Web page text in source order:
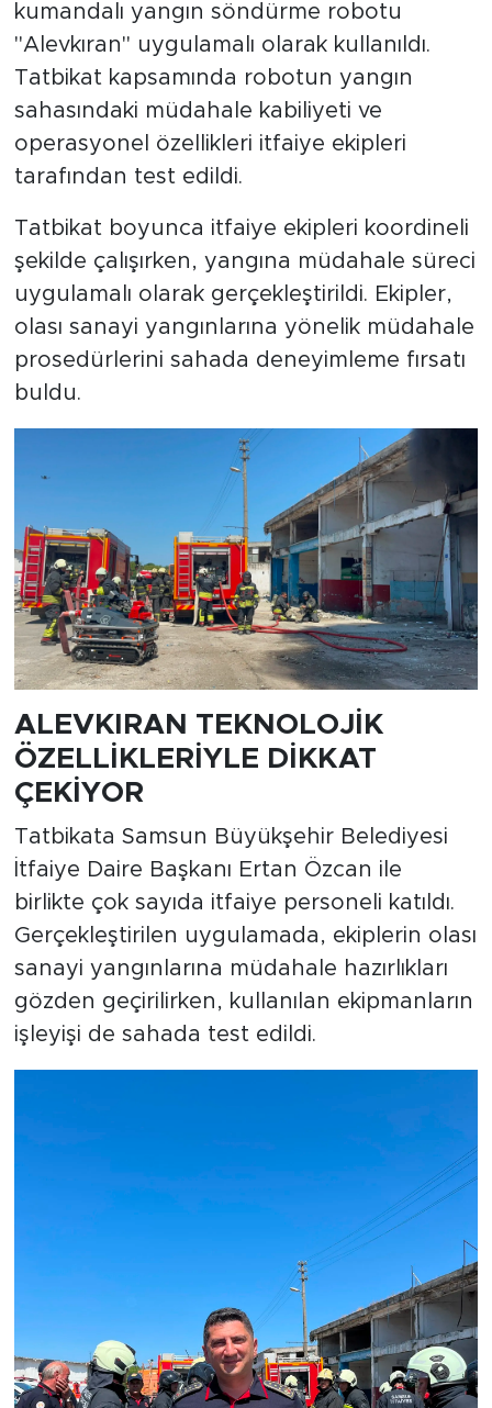
kumandalı yangın söndürme robotu
"Alevkıran" uygulamalı olarak kullanıldı.
Tatbikat kapsamında robotun yangın
sahasındaki müdahale kabiliyeti ve
operasyonel özellikleri itfaiye ekipleri
tarafından test edildi.
Tatbikat boyunca itfaiye ekipleri koordineli
şekilde çalışırken, yangına müdahale süreci
uygulamalı olarak gerçekleştirildi. Ekipler,
olası sanayi yangınlarına yönelik müdahale
prosedürlerini sahada deneyimleme fırsatı
buldu.
ALEVKIRAN TEKNOLOJİK
ÖZELLİKLERİYLE DİKKAT
ÇEKİYOR
Tatbikata Samsun Büyükşehir Belediyesi
İtfaiye Daire Başkanı Ertan Özcan ile
birlikte çok sayıda itfaiye personeli katıldı.
Gerçekleştirilen uygulamada, ekiplerin olası
sanayi yangınlarına müdahale hazırlıkları
gözden geçirilirken, kullanılan ekipmanların
işleyişi de sahada test edildi.